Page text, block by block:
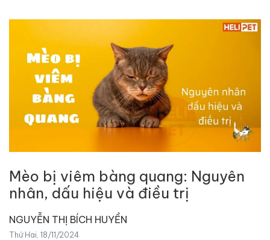
Mèo bị viêm bàng quang: Nguyên
nhân, dấu hiệu và điều trị
NGUYỄN THỊ BÍCH HUYỀN
Thứ Hai, 18/11/2024